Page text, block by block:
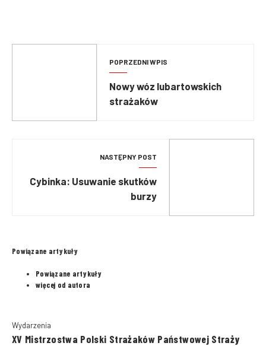
POPRZEDNI WPIS
Nowy wóz lubartowskich
strażaków
NASTĘPNY POST
Cybinka: Usuwanie skutków
burzy
Powiązane artykuły
Powiązane artykuły
więcej od autora
Wydarzenia
XV Mistrzostwa Polski Strażaków Państwowej Straży